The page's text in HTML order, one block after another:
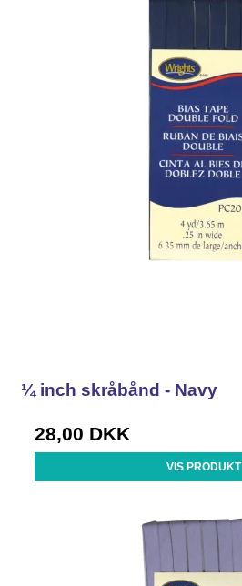
¼ inch skråbånd - Navy
28,00 DKK
VIS PRODUKT